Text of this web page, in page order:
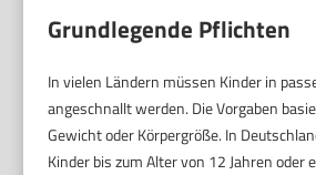
Grundlegende Pflichten
In vielen Ländern müssen Kinder in
angeschnallt werden. Die Vorgaben
Gewicht oder Körpergröße. In
Kinder bis zum Alter von 12 Jahren oder